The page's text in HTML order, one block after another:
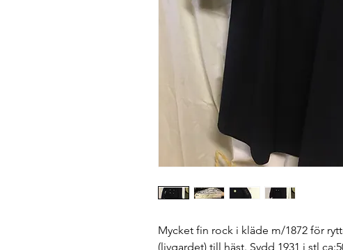
Mycket fin rock i kläde m/1872 för
(livgardet) till häst. Sydd 1931 i stl